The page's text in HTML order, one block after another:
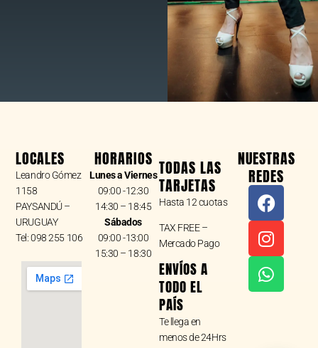
LOCALES
Leandro Gómez
1158
PAYSANDÚ –
URUGUAY
Tel: 098 255 106
HORARIOS
Lunes a Viernes
09:00 -12:30
14:30 – 18:45
Sábados
09:00 -13:00
15:30 – 18:30
TODAS LAS
TARJETAS
Hasta 12 cuotas
TAX FREE –
Mercado Pago
ENVÍOS A
TODO EL
PAÍS
Te llega en
menos de 24Hrs
NUESTRAS
REDES
F
a
c
e
b
o
I
n
s
t
a
g
W
h
a
t
s
a